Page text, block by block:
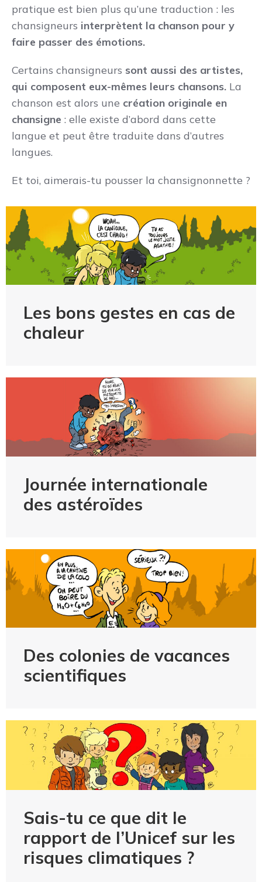
pratique est bien plus qu’une traduction : les
chansigneurs interprètent la chanson pour y
faire passer des émotions.
Certains chansigneurs sont aussi des artistes,
qui composent eux-mêmes leurs chansons. La
chanson est alors une création originale en
chansigne : elle existe d’abord dans cette
langue et peut être traduite dans d’autres
langues.
Et toi, aimerais-tu pousser la chansignonnette ?
Les bons gestes en cas de
chaleur
Journée internationale
des astéroïdes
Des colonies de vacances
scientifiques
Sais-tu ce que dit le
rapport de l’Unicef sur les
risques climatiques ?